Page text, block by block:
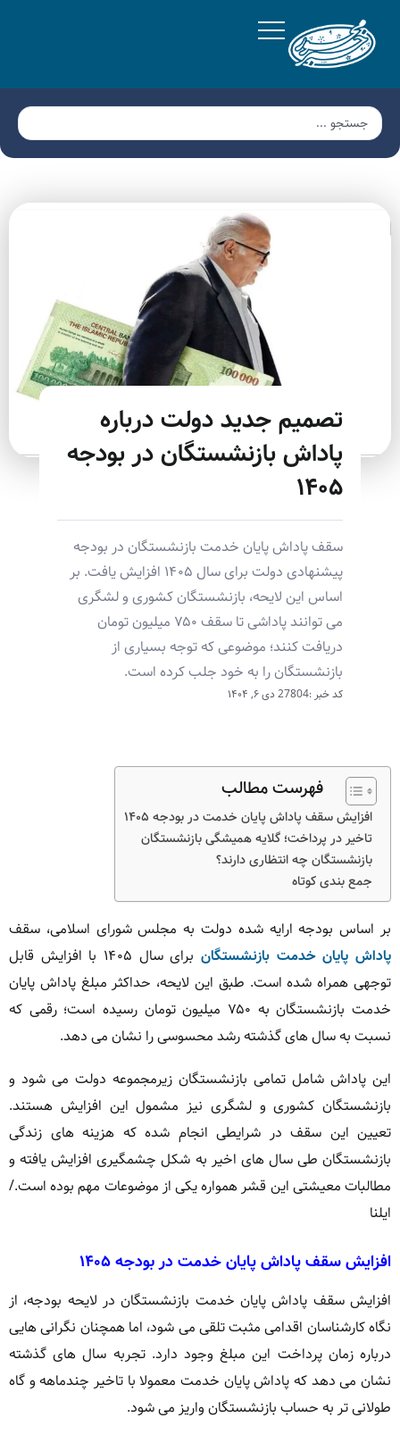
تصمیم جدید دولت درباره
پاداش بازنشستگان در بودجه
۱۴۰۵
سقف پاداش پایان خدمت بازنشستگان در بودجه
پیشنهادی دولت برای سال ۱۴۰۵ افزایش یافت. بر
اساس این لایحه، بازنشستگان کشوری و لشگری
می توانند پاداشی تا سقف ۷۵۰ میلیون تومان
دریافت کنند؛ موضوعی که توجه بسیاری از
بازنشستگان را به خود جلب کرده است.
کد خبر :27804 دی ۶, ۱۴۰۴
فهرست مطالب
افزایش سقف پاداش پایان خدمت در بودجه ۱۴۰۵
تاخیر در پرداخت؛ گلایه همیشگی بازنشستگان
بازنشستگان چه انتظاری دارند؟
جمع بندی کوتاه
بر اساس بودجه ارایه شده دولت به مجلس شورای اسلامی، سقف
پاداش پایان خدمت بازنشستگان
برای سال ۱۴۰۵ با افزایش قابل
توجهی همراه شده است. طبق این لایحه، حداکثر مبلغ پاداش پایان
خدمت بازنشستگان به ۷۵۰ میلیون تومان رسیده است؛ رقمی که
نسبت به سال های گذشته رشد محسوسی را نشان می دهد.
این پاداش شامل تمامی بازنشستگان زیرمجموعه دولت می شود و
بازنشستگان کشوری و لشگری نیز مشمول این افزایش هستند.
تعیین این سقف در شرایطی انجام شده که هزینه های زندگی
بازنشستگان طی سال های اخیر به شکل چشمگیری افزایش یافته و
مطالبات معیشتی این قشر همواره یکی از موضوعات مهم بوده است./
ایلنا
افزایش سقف پاداش پایان خدمت در بودجه ۱۴۰۵
افزایش سقف پاداش پایان خدمت بازنشستگان در لایحه بودجه، از
نگاه کارشناسان اقدامی مثبت تلقی می شود، اما همچنان نگرانی هایی
درباره زمان پرداخت این مبلغ وجود دارد. تجربه سال های گذشته
نشان می دهد که پاداش پایان خدمت معمولا با تاخیر چندماهه و گاه
طولانی تر به حساب بازنشستگان واریز می شود.